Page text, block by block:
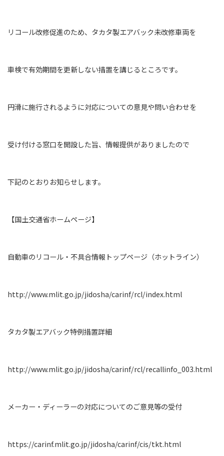
リコール改修促進のため、タカタ製エアバック未改修車両を
車検で有効期間を更新しない措置を講じるところです。
円滑に施行されるように対応についての意見や問い合わせを
受け付ける窓口を開設した旨、情報提供がありましたので
下記のとおりお知らせします。
【国土交通省ホームページ】
自動車のリコール・不具合情報トップページ（ホットライン）
http://www.mlit.go.jp/jidosha/carinf/rcl/index.html
タカタ製エアバック特例措置詳細
http://www.mlit.go.jp/jidosha/carinf/rcl/recallinfo_003.html
メーカー・ディーラーの対応についてのご意見等の受付
https://carinf.mlit.go.jp/jidosha/carinf/cis/tkt.html